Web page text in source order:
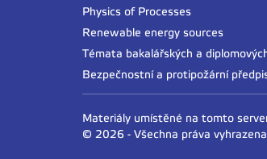
Physics of Processes
Renewable energy sources
Témata bakalářských a
Bezpečnostní a protipožární
Materiály umístěné na tomto
© 2026 - Všechna práva vyhrazena